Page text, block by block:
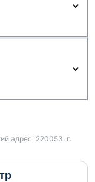
адрес: 220053, г.